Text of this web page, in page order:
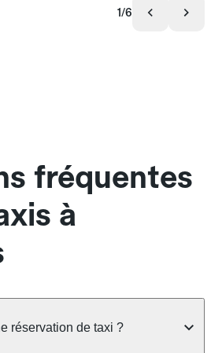
1/6
fréquentes
à
réservation de taxi ?